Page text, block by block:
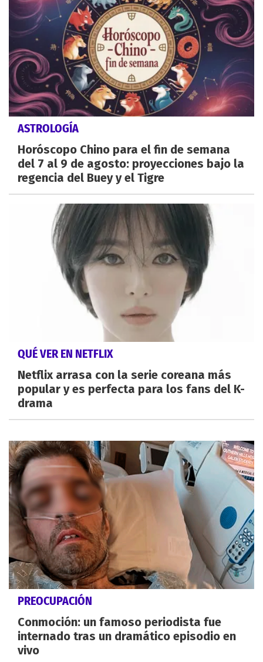
ASTROLOGÍA
Horóscopo Chino para el fin de semana
del 7 al 9 de agosto: proyecciones bajo la
regencia del Buey y el Tigre
QUÉ VER EN NETFLIX
Netflix arrasa con la serie coreana más
popular y es perfecta para los fans del K-
drama
PREOCUPACIÓN
Conmoción: un famoso periodista fue
internado tras un dramático episodio en
vivo